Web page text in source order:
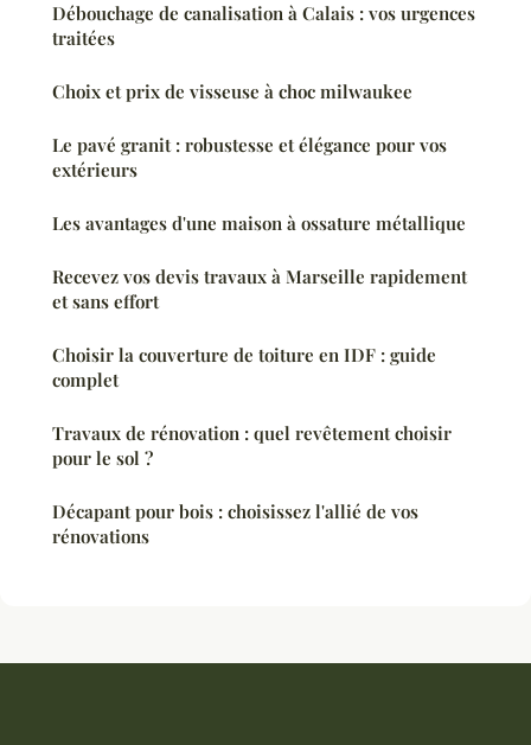
Débouchage de canalisation à Calais : vos urgences
traitées
Choix et prix de visseuse à choc milwaukee
Le pavé granit : robustesse et élégance pour vos
extérieurs
Les avantages d'une maison à ossature métallique
Recevez vos devis travaux à Marseille rapidement
et sans effort
Choisir la couverture de toiture en IDF : guide
complet
Travaux de rénovation : quel revêtement choisir
pour le sol ?
Décapant pour bois : choisissez l'allié de vos
rénovations